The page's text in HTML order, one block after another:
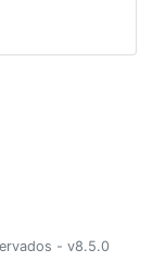
- v8.5.0